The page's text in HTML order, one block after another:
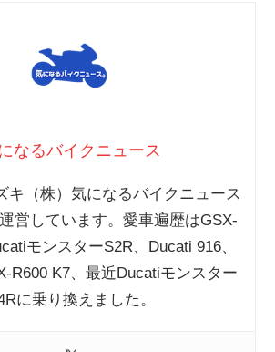
なるバイクニュース
キ（株）気になるバイクニュース
営しています。愛車遍歴はGSX-
モンスターS2R、Ducati 916、
R600 K7、最近Ducatiモンスター
に乗り換えました。